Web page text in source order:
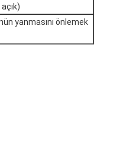
yanmasını önlemek